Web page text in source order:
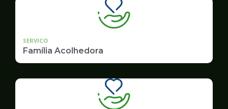
SERVICO
Família Acolhedora